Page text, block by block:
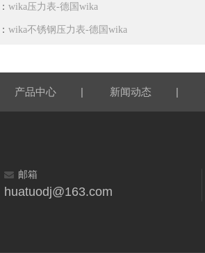
wika压力表-德国wika
wika不锈钢压力表-德国wika
产品中心 | 新闻动态 |
邮箱
huatuodj@163.com